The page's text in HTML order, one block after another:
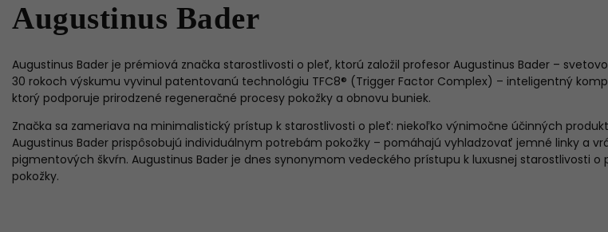
Augustinus Bader
Augustinus Bader je prémiová značka starostlivosti o pleť, ktorú založil profesor Augustinus Bader –
30 rokoch výskumu vyvinul patentovanú technológiu TFC8® (Trigger Factor Complex) – inteligentný
ktorý podporuje prirodzené regeneračné procesy pokožky a obnovu buniek.
Značka sa zameriava na minimalistický prístup k starostlivosti o pleť: niekoľko výnimočne účinných
Augustinus Bader prispôsobujú individuálnym potrebám pokožky – pomáhajú vyhladzovať jemné linky a
pigmentových škvŕn. Augustinus Bader je dnes synonymom vedeckého prístupu k luxusnej starostlivosti
pokožky.